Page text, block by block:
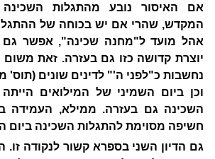
אם האיסור נובע מהתגלות
המקדש, שהרי אם יש בכוחה של
אהל מועד ל"מחנה שכינה", אפשר גם
יוצרת קדושה כזו גם בעזרה. זאת
נחשבות כ"לפני ה'" לדינים שונים (תוס'
וכן ביום השמיני של המילואים
השכינה גם בעזרה. ממילא, העמידה
חשיפה מסוימת להתגלות השכינה ביום
גם הדיון השני בספרא קשור לנקודה